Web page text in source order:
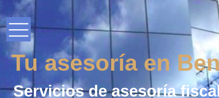
Tu asesoría en
Servicios de asesoría